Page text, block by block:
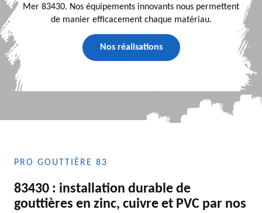
Mer 83430. Nos équipements innovants nous permettent
de manier efficacement chaque matériau.
Nos réalisations
PRO GOUTTIÈRE 83
83430 : installation durable de
gouttières en zinc, cuivre et PVC par nos